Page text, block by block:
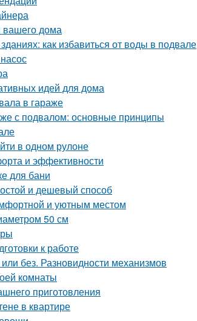
вашего дома
как избавиться от воды в подвале
идей для дома
в гараже
с подвалом: основные принципы
в одном рулоне
и эффективности
для бани
и дешевый способ
и уютным местом
50 см
к работе
без. Разновидности механизмов
комнаты
приготовления
в квартире